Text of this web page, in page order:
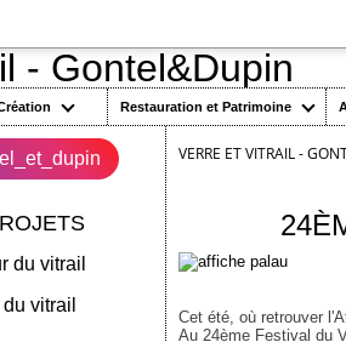
Restauration et Patrimoine
vitrail
VERRE ET VITRAIL -
Cet été, où retrouver
Au 24ème Festival du